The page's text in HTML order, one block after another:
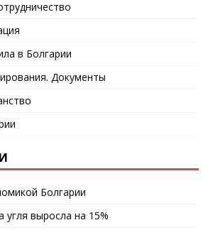
в Болгарии
Документы
Болгарии
выросла на 15%